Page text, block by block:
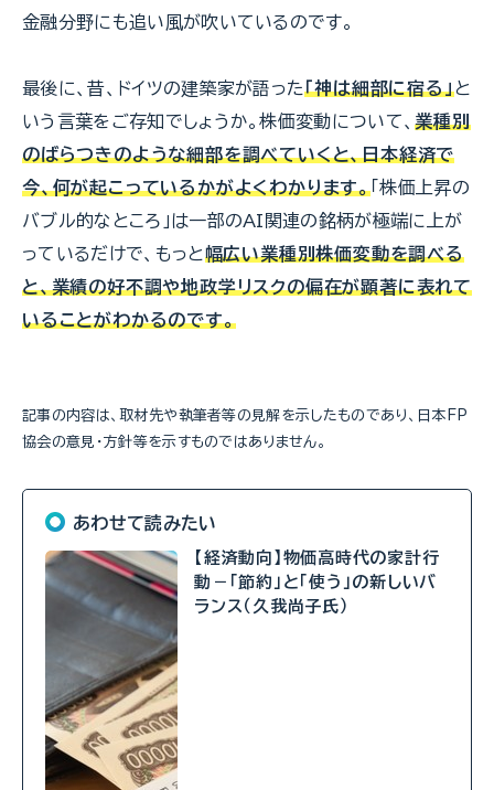
金融分野にも追い風が吹いているのです。
最後に、昔、ドイツの建築家が語った「神は細部に宿る」と
いう言葉をご存知でしょうか。株価変動について、業種別
のばらつきのような細部を調べていくと、日本経済で
今、何が起こっているかがよくわかります。 「株価上昇の
バブル的なところ」は一部のAI関連の銘柄が極端に上が
っているだけで、もっと幅広い業種別株価変動を調べる
と、業績の好不調や地政学リスクの偏在が顕著に表れて
いることがわかるのです。
記事の内容は、取材先や執筆者等の見解を示したものであり、日本FP
協会の意見・方針等を示すものではありません。
あわせて読みたい
【経済動向】物価高時代の家計行
動－「節約」と「使う」の新しいバ
ランス（久我尚子氏）